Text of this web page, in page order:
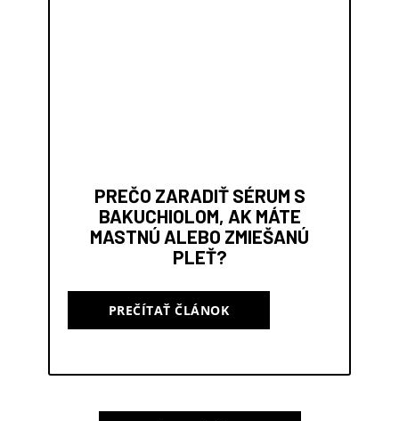
PREČO ZARADIŤ SÉRUM S
BAKUCHIOLOM, AK MÁTE
MASTNÚ ALEBO ZMIEŠANÚ
PLEŤ?
PREČÍTAŤ ČLÁNOK